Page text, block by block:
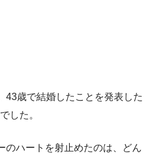
43歳で結婚したことを発表した
した。
のハートを射止めたのは、どん